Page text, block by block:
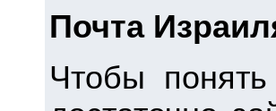
Почта
Чтобы